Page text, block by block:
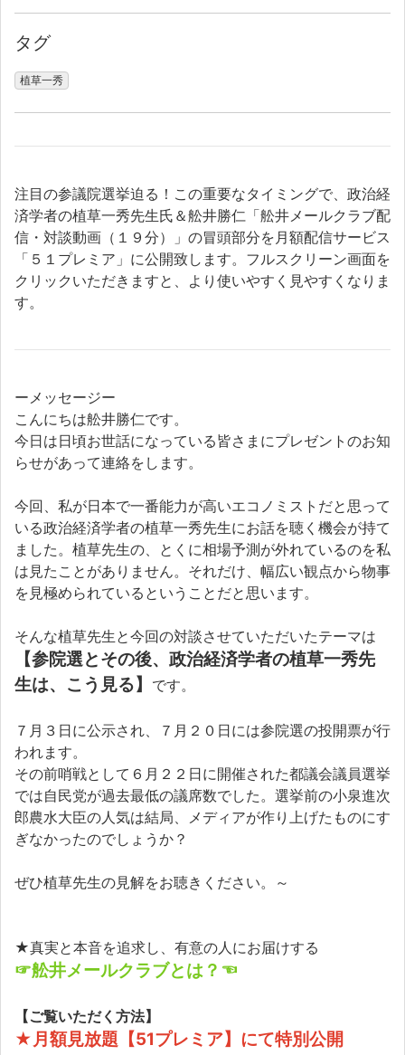
タグ
植草一秀
注目の参議院選挙迫る！この重要なタイミングで、政治経
済学者の植草一秀先生氏＆舩井勝仁「舩井メールクラブ配
信・対談動画（１９分）」の冒頭部分を月額配信サービス
「５１プレミア」に公開致します。フルスクリーン画面を
クリックいただきますと、より使いやすく見やすくなりま
す。
ーメッセージー
こんにちは舩井勝仁です。
今日は日頃お世話になっている皆さまにプレゼントのお知
らせがあって連絡をします。
今回、私が日本で一番能力が高いエコノミストだと思って
いる政治経済学者の植草一秀先生にお話を聴く機会が持て
ました。植草先生の、とくに相場予測が外れているのを私
は見たことがありません。それだけ、幅広い観点から物事
を見極められているということだと思います。
そんな植草先生と今回の対談させていただいたテーマは
【参院選とその後、政治経済学者の植草一秀先
生は、こう見る】
です。
７月３日に公示され、７月２０日には参院選の投開票が行
われます。
その前哨戦として６月２２日に開催された都議会議員選挙
では自民党が過去最低の議席数でした。選挙前の小泉進次
郎農水大臣の人気は結局、メディアが作り上げたものにす
ぎなかったのでしょうか？
ぜひ植草先生の見解をお聴きください。～
★真実と本音を追求し、有意の人にお届けする
☞舩井メールクラブとは？☜
【ご覧いただく方法】
★月額見放題【51プレミア】にて特別公開